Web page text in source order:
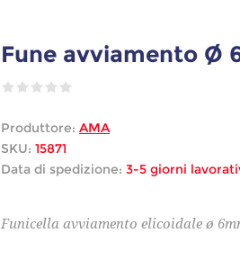
Fune avviamento Ø
Produttore: AMA
SKU: 15871
Data di spedizione: 3-5 giorni
Funicella avviamento elicoidale ø